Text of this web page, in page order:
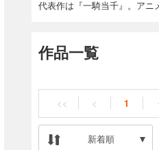
代表作は『一騎当千』。アニ
作品一覧
<< < 1 ・
新着順